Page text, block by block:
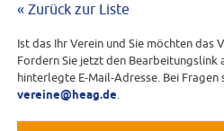
« Zurück zur Liste
Ist das Ihr Verein und Sie möchten das
Fordern Sie jetzt den Bearbeitungslink
hinterlegte E-Mail-Adresse. Bei Fragen
vereine@heag.de.